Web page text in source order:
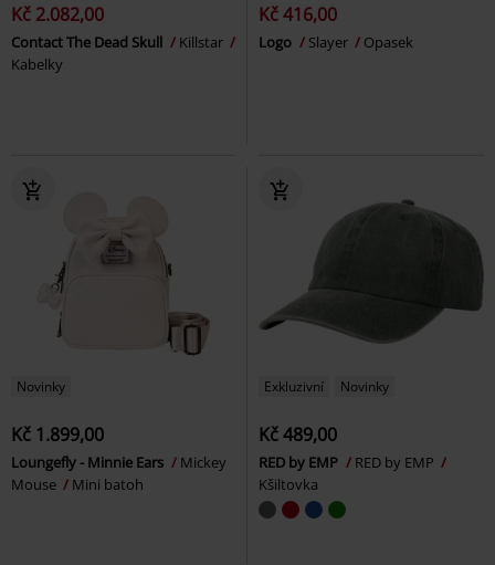
Kč 2.082,00
Contact The Dead Skull
Killstar
Kabelky
Kč 416,00
Logo Slayer Opasek
Novinky
Kč 1.899,00
Loungefly - Minnie Ears
Mickey
Mouse
Mini batoh
Exkluzivní Novinky
Kč 489,00
RED by EMP
RED by EMP
Kšiltovka